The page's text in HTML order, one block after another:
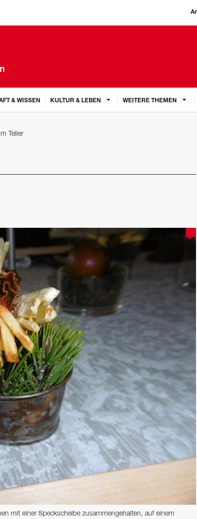
& WISSEN KULTUR & LEBEN WEITERE THEMEN
Teller
mit einer Speckscheibe zusammengehalten, auf einem